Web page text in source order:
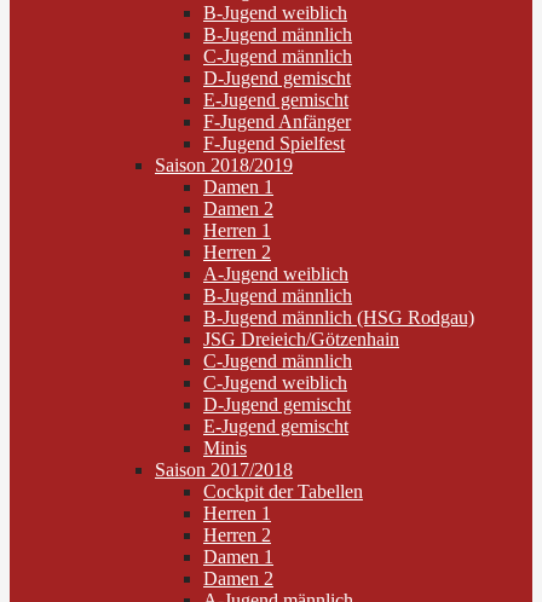
B-Jugend weiblich
B-Jugend männlich
C-Jugend männlich
D-Jugend gemischt
E-Jugend gemischt
F-Jugend Anfänger
F-Jugend Spielfest
Saison 2018/2019
Damen 1
Damen 2
Herren 1
Herren 2
A-Jugend weiblich
B-Jugend männlich
B-Jugend männlich (HSG Rodgau)
JSG Dreieich/Götzenhain
C-Jugend männlich
C-Jugend weiblich
D-Jugend gemischt
E-Jugend gemischt
Minis
Saison 2017/2018
Cockpit der Tabellen
Herren 1
Herren 2
Damen 1
Damen 2